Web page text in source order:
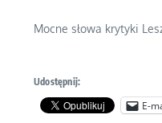
Mocne słowa krytyki
Udostępnij:
E-